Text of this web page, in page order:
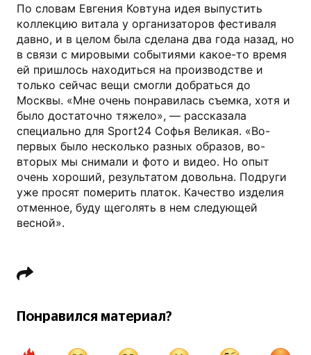
По словам Евгения Ковтуна идея выпустить
коллекцию витала у организаторов фестиваля
давно, и в целом была сделана два года назад, но
в связи с мировыми событиями какое-то время
ей пришлось находиться на производстве и
только сейчас вещи смогли добраться до
Москвы. «Мне очень понравилась съемка, хотя и
было достаточно тяжело», — рассказала
специально для Sport24 Софья Великая. «Во-
первых было несколько разных образов, во-
вторых мы снимали и фото и видео. Но опыт
очень хороший, результатом довольна. Подруги
уже просят померить платок. Качество изделия
отменное, буду щеголять в нем следующей
весной».
Понравился материал?